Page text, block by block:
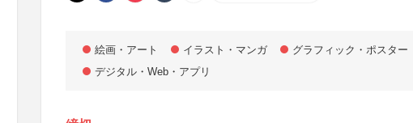
絵画・アート イラスト・マンガ
グラフィック・ポスター
デジタル・Web・アプリ